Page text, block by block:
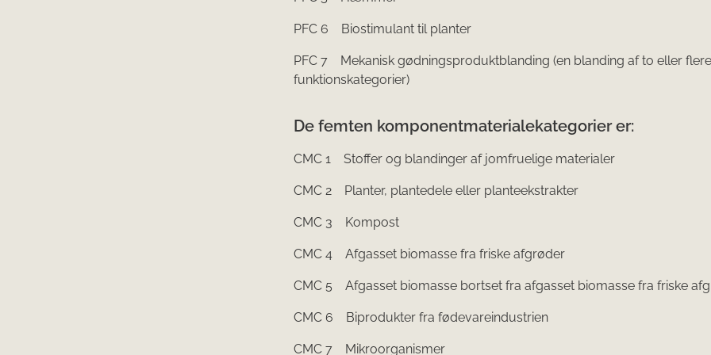
PFC 6 Biostimulant til planter
PFC 7 Mekanisk gødningsproduktblanding (en blanding af to eller flere
funktionskategorier)
De femten komponentmaterialekategorier er:
CMC 1 Stoffer og blandinger af jomfruelige materialer
CMC 2 Planter, plantedele eller planteekstrakter
CMC 3 Kompost
CMC 4 Afgasset biomasse fra friske afgrøder
CMC 5 Afgasset biomasse bortset fra afgasset biomasse fra friske
CMC 6 Biprodukter fra fødevareindustrien
CMC 7 Mikroorganismer